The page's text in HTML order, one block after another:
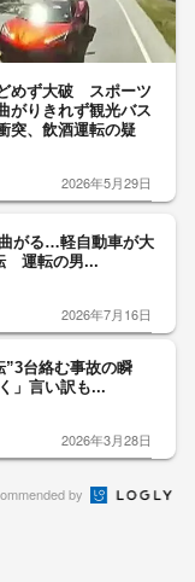
めず大破 スポーツ
がりきれず観光バス
突、飲酒運転の疑
2026年5月29日
がる…軽自動車が大
運転の男...
2026年7月16日
”3台絡む事故の瞬
」言い訳も...
2026年3月28日
by